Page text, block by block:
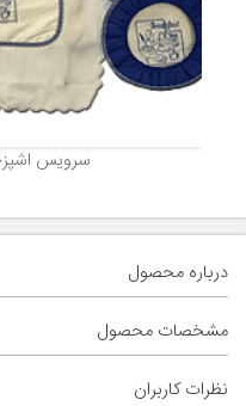
سرویس
درباره محصول
مشخصات محصول
نظرات کاربران